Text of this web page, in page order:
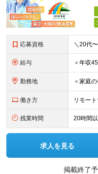
応募資格
給与
勤務地
働き方 リモー
残業時間 20時間
求人を見る
掲載終了